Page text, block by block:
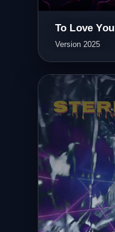
To Love You
Version 2025